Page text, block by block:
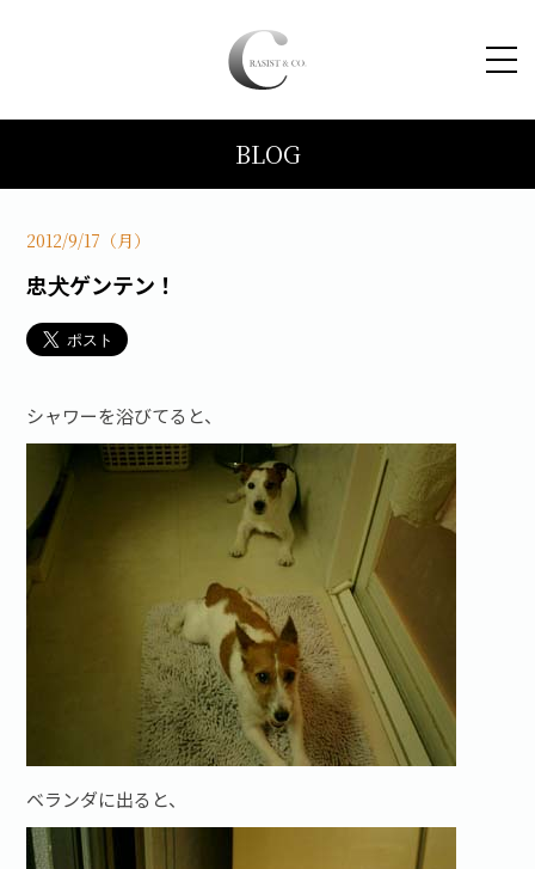
コンセプト
ブログ
会社案内
お問い合わせ·資料請求
BLOG
2012/9/17（月）
忠犬ゲンテン！
シャワーを浴びてると、
ベランダに出ると、